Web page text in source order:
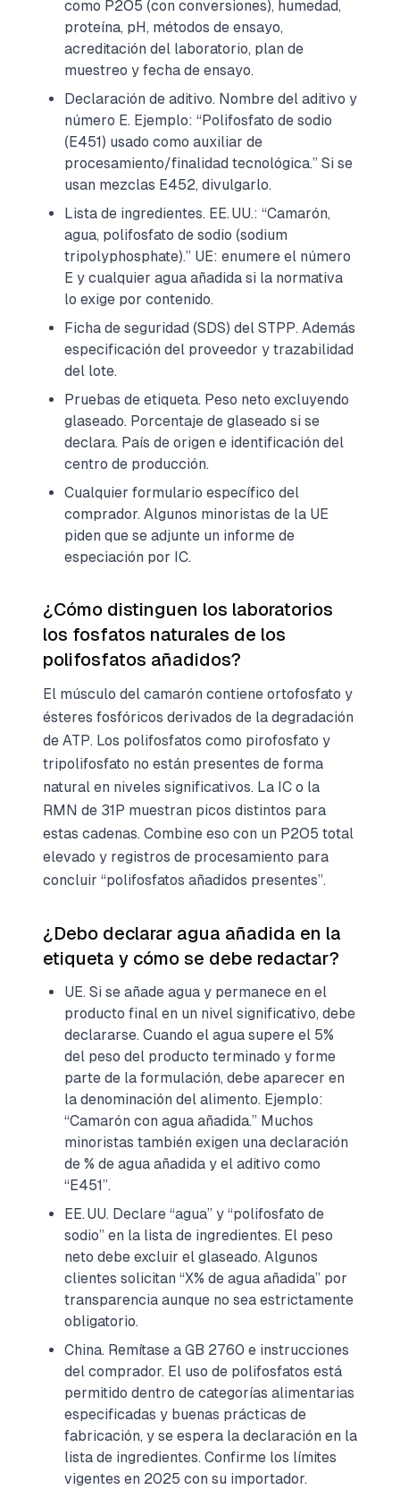
como P2O5 (con conversiones), humedad,
proteína, pH, métodos de ensayo,
acreditación del laboratorio, plan de
muestreo y fecha de ensayo.
Declaración de aditivo. Nombre del aditivo y
número E. Ejemplo: “Polifosfato de sodio
(E451) usado como auxiliar de
procesamiento/finalidad tecnológica.” Si se
usan mezclas E452, divulgarlo.
Lista de ingredientes. EE. UU.: “Camarón,
agua, polifosfato de sodio (sodium
tripolyphosphate).” UE: enumere el número
E y cualquier agua añadida si la normativa
lo exige por contenido.
Ficha de seguridad (SDS) del STPP. Además
especificación del proveedor y trazabilidad
del lote.
Pruebas de etiqueta. Peso neto excluyendo
glaseado. Porcentaje de glaseado si se
declara. País de origen e identificación del
centro de producción.
Cualquier formulario específico del
comprador. Algunos minoristas de la UE
piden que se adjunte un informe de
especiación por IC.
¿Cómo distinguen los laboratorios
los fosfatos naturales de los
polifosfatos añadidos?
El músculo del camarón contiene ortofosfato y
ésteres fosfóricos derivados de la degradación
de ATP. Los polifosfatos como pirofosfato y
tripolifosfato no están presentes de forma
natural en niveles significativos. La IC o la
RMN de 31P muestran picos distintos para
estas cadenas. Combine eso con un P2O5 total
elevado y registros de procesamiento para
concluir “polifosfatos añadidos presentes”.
¿Debo declarar agua añadida en la
etiqueta y cómo se debe redactar?
UE. Si se añade agua y permanece en el
producto final en un nivel significativo, debe
declararse. Cuando el agua supere el 5%
del peso del producto terminado y forme
parte de la formulación, debe aparecer en
la denominación del alimento. Ejemplo:
“Camarón con agua añadida.” Muchos
minoristas también exigen una declaración
de % de agua añadida y el aditivo como
“E451”.
EE. UU. Declare “agua” y “polifosfato de
sodio” en la lista de ingredientes. El peso
neto debe excluir el glaseado. Algunos
clientes solicitan “X% de agua añadida” por
transparencia aunque no sea estrictamente
obligatorio.
China. Remítase a GB 2760 e instrucciones
del comprador. El uso de polifosfatos está
permitido dentro de categorías alimentarias
especificadas y buenas prácticas de
fabricación, y se espera la declaración en la
lista de ingredientes. Confirme los límites
vigentes en 2025 con su importador.